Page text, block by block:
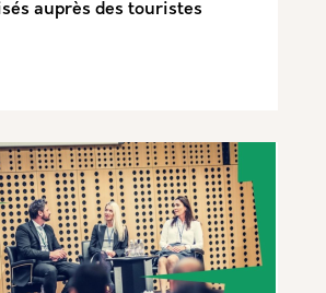
auprès des touristes